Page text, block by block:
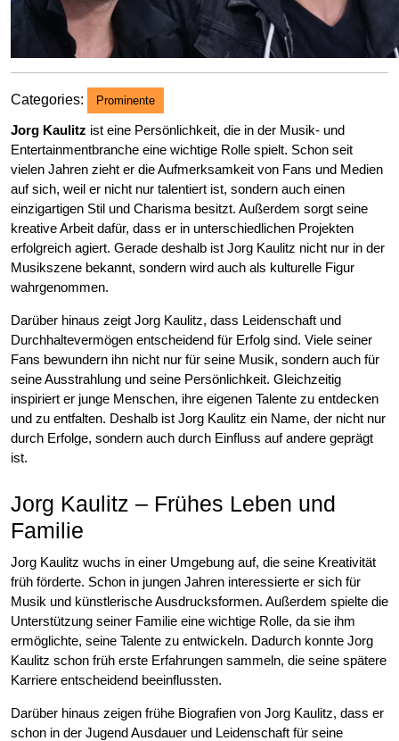
Categories: Prominente
Jorg Kaulitz ist eine Persönlichkeit, die in der Musik- und
Entertainmentbranche eine wichtige Rolle spielt. Schon seit
vielen Jahren zieht er die Aufmerksamkeit von Fans und Medien
auf sich, weil er nicht nur talentiert ist, sondern auch einen
einzigartigen Stil und Charisma besitzt. Außerdem sorgt seine
kreative Arbeit dafür, dass er in unterschiedlichen Projekten
erfolgreich agiert. Gerade deshalb ist Jorg Kaulitz nicht nur in der
Musikszene bekannt, sondern wird auch als kulturelle Figur
wahrgenommen.
Darüber hinaus zeigt Jorg Kaulitz, dass Leidenschaft und
Durchhaltevermögen entscheidend für Erfolg sind. Viele seiner
Fans bewundern ihn nicht nur für seine Musik, sondern auch für
seine Ausstrahlung und seine Persönlichkeit. Gleichzeitig
inspiriert er junge Menschen, ihre eigenen Talente zu entdecken
und zu entfalten. Deshalb ist Jorg Kaulitz ein Name, der nicht nur
durch Erfolge, sondern auch durch Einfluss auf andere geprägt
ist.
Jorg Kaulitz – Frühes Leben und
Familie
Jorg Kaulitz wuchs in einer Umgebung auf, die seine Kreativität
früh förderte. Schon in jungen Jahren interessierte er sich für
Musik und künstlerische Ausdrucksformen. Außerdem spielte die
Unterstützung seiner Familie eine wichtige Rolle, da sie ihm
ermöglichte, seine Talente zu entwickeln. Dadurch konnte Jorg
Kaulitz schon früh erste Erfahrungen sammeln, die seine spätere
Karriere entscheidend beeinflussten.
Darüber hinaus zeigen frühe Biografien von Jorg Kaulitz, dass er
schon in der Jugend Ausdauer und Leidenschaft für seine